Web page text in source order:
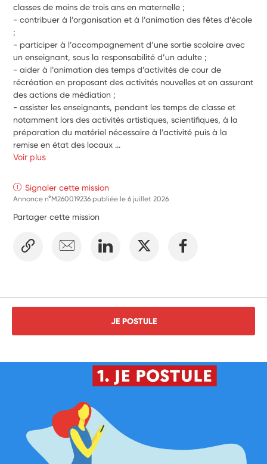
- contribuer à l’organisation et à l’animation des fêtes d’école
- participer à l’accompagnement d’une sortie scolaire avec
- aider à l’animation des temps d’activités de cour de
récréation en proposant des activités nouvelles et en assurant
- assister les enseignants, pendant les temps de classe et
notamment lors des activités artistiques, scientifiques, à la
préparation du matériel nécessaire à l’activité puis à la
remise en état des locaux ...
Voir plus
Signaler cette mission
Annonce n°M260019236 publiée le6 juillet 2026
Partager cette mission
JE POSTULE